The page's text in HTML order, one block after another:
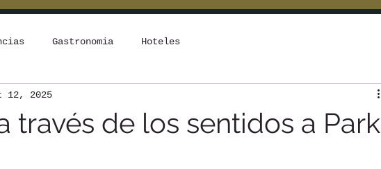
Gastronomia Hoteles
través de los sentidos a Park
12, 2025